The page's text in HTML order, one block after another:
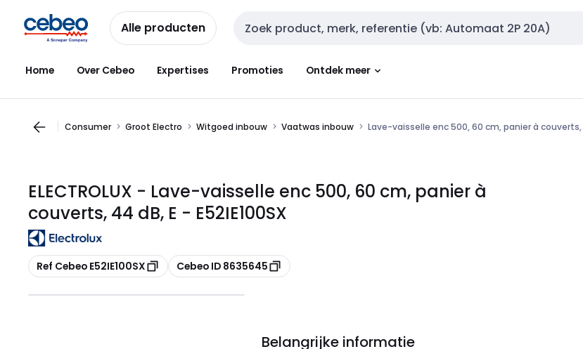
naar
navigatie
naar
inhoud
Alle producten Zoekveld invoer
Home Over Cebeo Expertises Promoties Ontdek meer
Consumer Groot Electro Witgoed inbouw Vaatwas inbouw Lave-vaisselle enc 500, 60 cm, panier à couverts,
ELECTROLUX - Lave-vaisselle enc 500, 60 cm, panier à
couverts, 44 dB, E - E52IE100SX
Kopiëren
Ref Cebeo E52IE100SX Kopiëren
Cebeo ID 8635645
Belangrijke informatie